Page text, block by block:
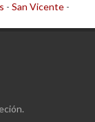
- San Vicente -